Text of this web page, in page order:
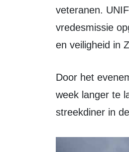
veteranen.
vredesmissie
en veiligheid in
Door het evenement naar Zeewolde te halen, ontstond de kans om de tent een
week langer te
streekdiner in